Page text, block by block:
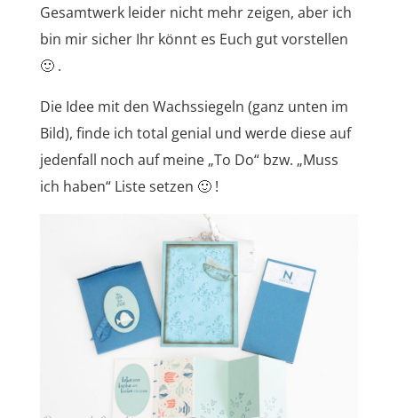
Gesamtwerk leider nicht mehr zeigen, aber ich
bin mir sicher Ihr könnt es Euch gut vorstellen
🙂 .
Die Idee mit den Wachssiegeln (ganz unten im
Bild), finde ich total genial und werde diese auf
jedenfall noch auf meine „To Do“ bzw. „Muss
ich haben“ Liste setzen 🙂 !